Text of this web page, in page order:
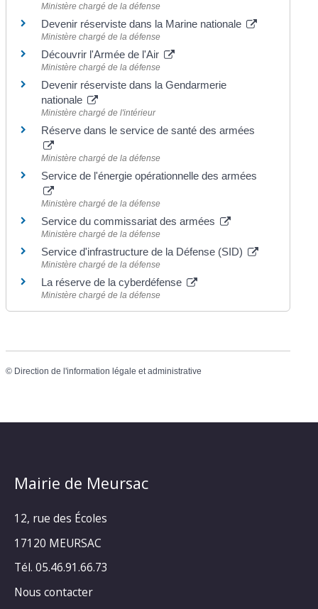
Ministère chargé de la défense
Devenir réserviste dans la Marine nationale
Ministère chargé de la défense
Découvrir l'Armée de l'Air
Ministère chargé de la défense
Devenir réserviste dans la Gendarmerie
nationale
Ministère chargé de l'intérieur
Réserve dans le service de santé des armées
Ministère chargé de la défense
Service de l'énergie opérationnelle des armées
Ministère chargé de la défense
Service du commissariat des armées
Ministère chargé de la défense
Service d'infrastructure de la Défense (SID)
Ministère chargé de la défense
La réserve de la cyberdéfense
Ministère chargé de la défense
© Direction de l'information légale et administrative
Mairie de Meursac
12, rue des Écoles
17120 MEURSAC
Tél. 05.46.91.66.73
Nous contacter